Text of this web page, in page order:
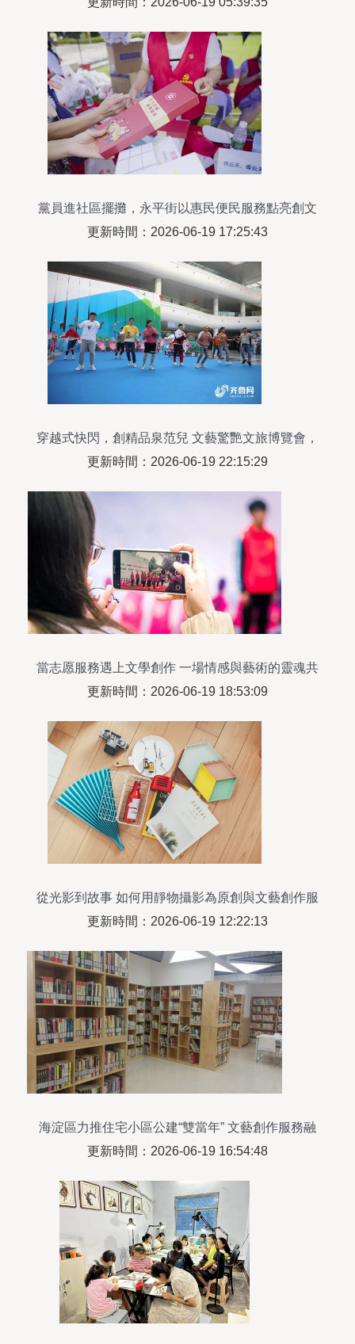
黨員進社區擺攤，永平街以惠民便民服務點亮創文
新篇章
更新時間：2026-06-19 17:25:43
穿越式快閃，創精品泉范兒 文藝驚艷文旅博覽會，
創作服務賦新能
更新時間：2026-06-19 22:15:29
當志愿服務遇上文學創作 一場情感與藝術的靈魂共
鳴
更新時間：2026-06-19 18:53:09
從光影到故事 如何用靜物攝影為原創與文藝創作服
務
更新時間：2026-06-19 12:22:13
海淀區力推住宅小區公建“雙當年” 文藝創作服務融
入社區生活新場景
更新時間：2026-06-19 16:54:48